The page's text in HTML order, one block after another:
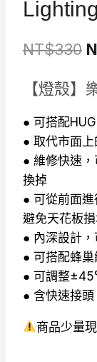
Lighting
NT$330
【燈殼】
● 可搭配
● 取代市面
● 維修快速
換掉
● 可從前面進
避免天花板
● 內深設計
● 可搭配蜂
● 可調整
● 含快速接
商品少量